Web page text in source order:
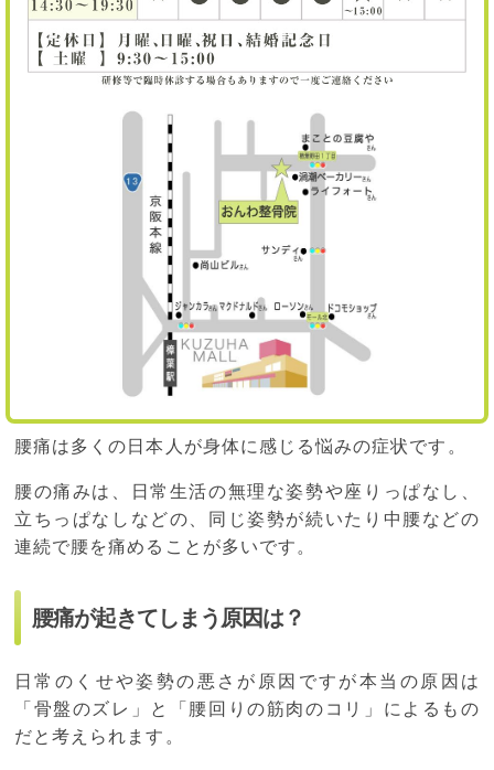
腰痛は多くの日本人が身体に感じる悩みの症状です。
腰の痛みは、日常生活の無理な姿勢や座りっぱなし、
立ちっぱなしなどの、同じ姿勢が続いたり中腰などの
連続で腰を痛めることが多いです。
腰痛が起きてしまう原因は？
日常のくせや姿勢の悪さが原因ですが本当の原因は
「骨盤のズレ」と「腰回りの筋肉のコリ」によるもの
だと考えられます。